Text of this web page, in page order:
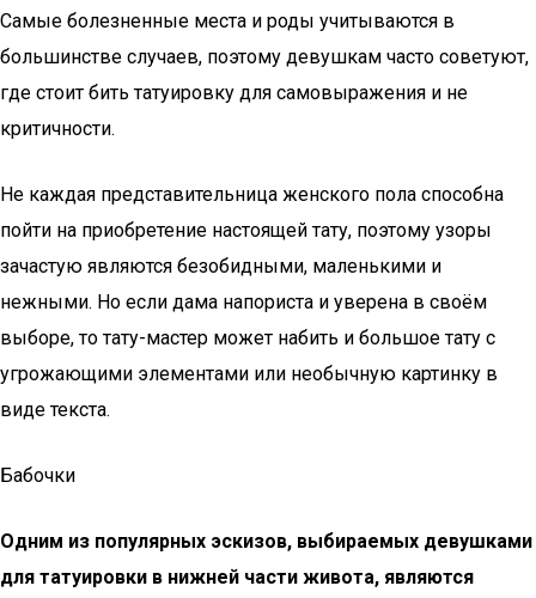
Самые болезненные места и роды учитываются в
большинстве случаев, поэтому девушкам часто советуют,
где стоит бить татуировку для самовыражения и не
критичности.
Не каждая представительница женского пола способна
пойти на приобретение настоящей тату, поэтому узоры
зачастую являются безобидными, маленькими и
нежными. Но если дама напориста и уверена в своём
выборе, то тату-мастер может набить и большое тату с
угрожающими элементами или необычную картинку в
виде текста.
Бабочки
Одним из популярных эскизов, выбираемых девушками
для татуировки в нижней части живота, являются